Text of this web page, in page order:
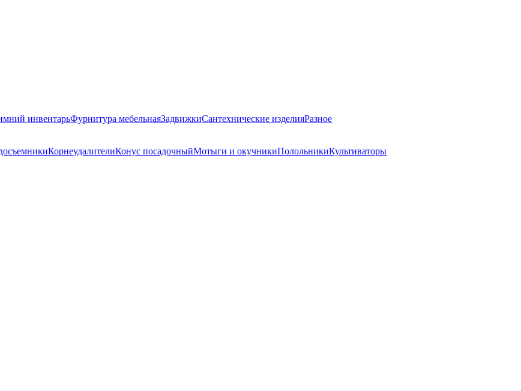
инвентарьФурнитура мебельнаяЗадвижкиСантехнические изделияРазное
КорнеудалителиКонус посадочныйМотыги и окучникиПолольникиКультиваторы